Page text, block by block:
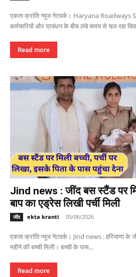
एकता क्रांति न्यूज नेटवर्क। Haryana Roadways
कर्मचारियों और प्रबंधन के बीच लंबे समय से चल रहा
Read more
Jind news : जींद बस स्टैंड पर
बाप का एड्रेस लिखी पर्ची मिली
जींद ekta kranti - 05/06/2026
एकता क्रांति न्यूज नेटवर्क। Jind news : हरियाणा के
महीने की बच्ची मिली। बच्ची के पास...
Read more